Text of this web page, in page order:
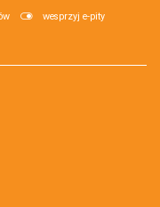
wesprzyj e-pity